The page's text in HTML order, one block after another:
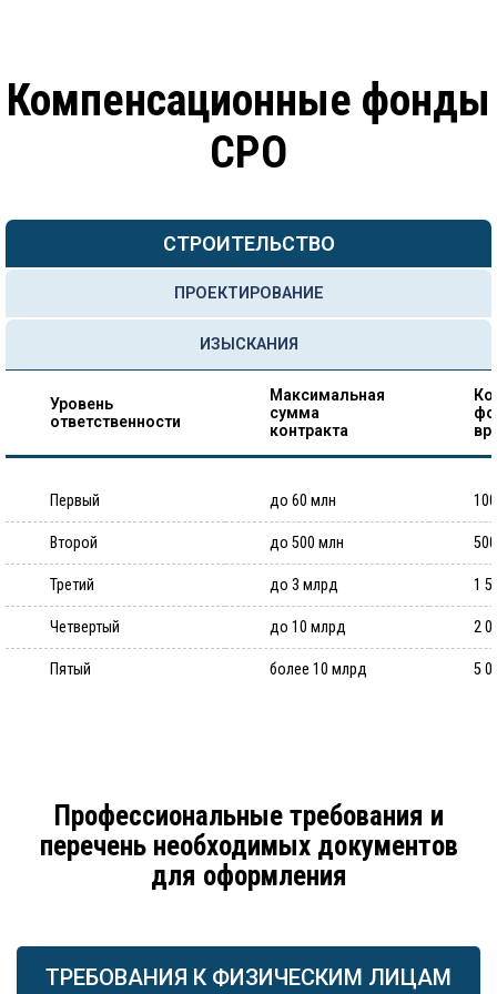
Компенсационные фонды
СРО
СТРОИТЕЛЬСТВО
ПРОЕКТИРОВАНИЕ
ИЗЫСКАНИЯ
Уровень
ответственности
Максимальная
сумма
контракта
Первый до 60 млн
Второй до 500 млн
Третий до 3 млрд 1
Четвертый до 10 млрд 2
Пятый более 10 млрд 5
Профессиональные требования и
перечень необходимых документов
для оформления
ТРЕБОВАНИЯ К ФИЗИЧЕСКИМ ЛИЦАМ